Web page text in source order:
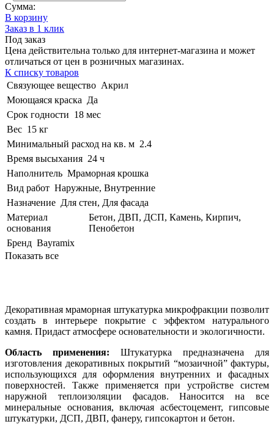
Сумма:
В корзину
Заказ в 1 клик
Под заказ
Цена действительна только для интернет-магазина и может
отличаться от цен в розничных магазинах.
К списку товаров
Связующее вещество Акрил
Моющаяся краска Да
Срок годности 18 мес
Вес 15 кг
Минимальный расход на кв. м 2.4
Время высыхания 24 ч
Наполнитель Мраморная крошка
Вид работ Наружные, Внутренние
Назначение Для стен, Для фасада
Материал
основания
Бетон, ДВП, ДСП, Камень, Кирпич,
Пенобетон
Бренд Bayramix
Показать все
Декоративная мраморная штукатурка микрофракции позволит
создать в интерьере покрытие с эффектом натурального
камня. Придаст атмосфере основательности и экологичности.
Область применения: Штукатурка предназначена для
изготовления декоративных покрытий “мозаичной” фактуры,
использующихся для оформления внутренних и фасадных
поверхностей. Также применяется при устройстве систем
наружной теплоизоляции фасадов. Наносится на все
минеральные основания, включая асбестоцемент, гипсовые
штукатурки, ДСП, ДВП, фанеру, гипсокартон и бетон.